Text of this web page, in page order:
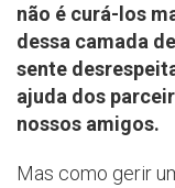
não é curá-los
dessa camada
sente
ajuda dos
nossos amigos.
Mas como gerir